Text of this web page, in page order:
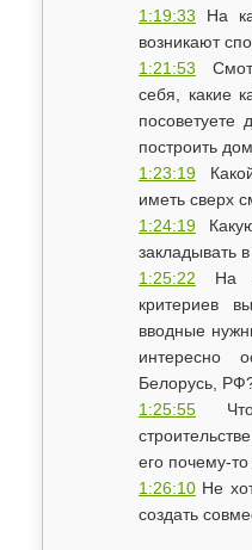
1:19:33 На
возникают
1:21:53
себя, какие
посоветуете
построить
1:23:19
иметь сверх
1:24:19
закладывать
1:25:22 ​На
критериев
вводные
интересно
Белорусь,
1:25:55
его почему-
1:26:10 Не
создать